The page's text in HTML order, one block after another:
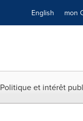
English mon
Politique et intérêt